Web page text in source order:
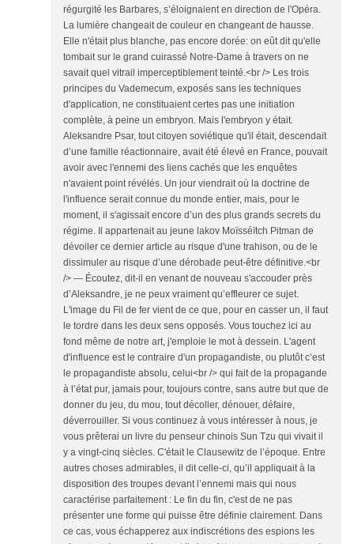
régurgité les Barbares, s’éloignaient en direction de l'Opéra.
La lumière changeait de couleur en changeant de hausse.
Elle n'était plus blanche, pas encore dorée: on eût dit qu'elle
tombait sur le grand cuirassé Notre-Dame à travers on ne
savait quel vitrail imperceptiblement teinté.<br /> Les trois
principes du Vademecum, exposés sans les techniques
d'application, ne constituaient certes pas une initiation
complète, à peine un embryon. Mais l'embryon y était.
Aleksandre Psar, tout citoyen soviétique qu'il était, descendait
d’une famille réactionnaire, avait été élevé en France, pouvait
avoir avec l'ennemi des liens cachés que les enquêtes
n'avaient point révélés. Un jour viendrait où la doctrine de
l'influence serait connue du monde entier, mais, pour le
moment, il s'agissait encore d’un des plus grands secrets du
régime. Il appartenait au jeune lakov Moïsséïtch Pitman de
dévoiler ce dernier article au risque d'une trahison, ou de le
dissimuler au risque d’une dérobade peut-être définitive.<br
/> — Écoutez, dit-il en venant de nouveau s'accouder près
d’Aleksandre, je ne peux vraiment qu’effleurer ce sujet.
L'image du Fil de fer vient de ce que, pour en casser un, il faut
le tordre dans les deux sens opposés. Vous touchez ici au
fond même de notre art, j'emploie le mot à dessein. L'agent
d'influence est le contraire d'un propagandiste, ou plutôt c’est
le propagandiste absolu, celui<br /> qui fait de la propagande
à l’état pur, jamais pour, toujours contre, sans autre but que de
donner du jeu, du mou, tout décoller, dénouer, défaire,
déverrouiller. Si vous continuez à vous intéresser à nous, je
vous prêterai un livre du penseur chinois Sun Tzu qui vivait il
y a vingt-cinq siècles. C'était le Clausewitz de l’époque. Entre
autres choses admirables, il dit celle-ci, qu’il appliquait à la
disposition des troupes devant l’ennemi mais qui nous
caractérise parfaitement : Le fin du fin, c'est de ne pas
présenter une forme qui puisse être définie clairement. Dans
ce cas, vous échapperez aux indiscrétions des espions les